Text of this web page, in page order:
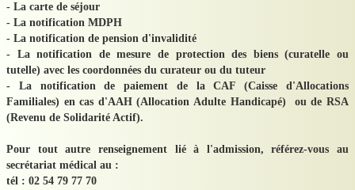
- La carte de séjour
- La notification MDPH
- La notification de pension d'invalidité
- La notification de mesure de protection des biens (curatelle ou
tutelle) avec les coordonnées du curateur ou du tuteur
- La notification de paiement de la CAF (Caisse d'Allocations
Familiales) en cas d'AAH (Allocation Adulte Handicapé) ou de RSA
(Revenu de Solidarité Actif).
Pour tout autre renseignement lié à l'admission, référez-vous au
secrétariat médical au :
tél : 02 54 79 77 70